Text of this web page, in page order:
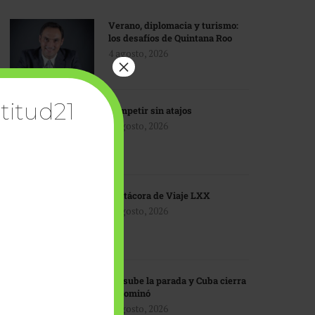
Verano, diplomacia y turismo:
los desafíos de Quintana Roo
4 agosto, 2026
Competir sin atajos
4 agosto, 2026
Bitácora de Viaje LXX
3 agosto, 2026
EU sube la parada y Cuba cierra
el dominó
3 agosto, 2026
×